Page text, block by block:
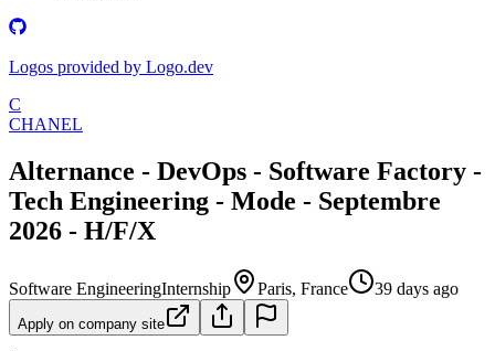
Logos provided by Logo.dev
C
CHANEL
Alternance - DevOps - Software Factory -
Tech Engineering - Mode - Septembre
2026 - H/F/X
Software EngineeringInternship Paris, France 39 days ago
Apply on company site